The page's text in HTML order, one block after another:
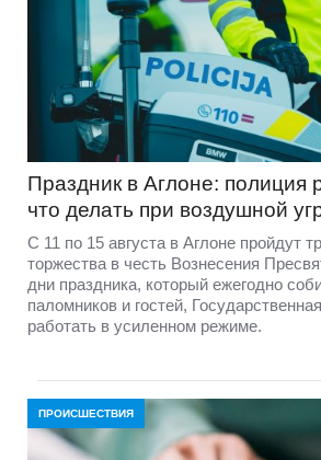
Праздник в Аглоне: полиция
что делать при воздушной
С 11 по 15 августа в Аглоне пройдут
торжества в честь Вознесения
дни праздника, который ежегодно
паломников и гостей,
работать в усиленном режиме.
ПРОИСШЕСТВИЯ